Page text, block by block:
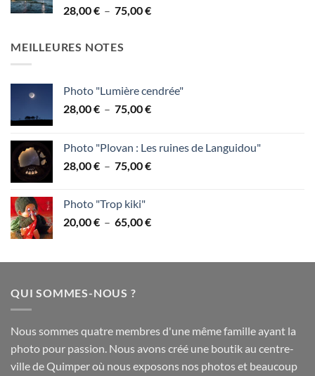
à
28,00€ – 75,00€Plage
MEILLEURES NOTES
Photo "Lumière cendrée"
28,00€ – 75,00€Plage
28,00 €
à
Photo "Plovan : Les ruines de Languidou"
28,00€ – 75,00€Plage
à
Photo "Trop kiki"
20,00€ – 65,00€Plage
20,00 €
QUI SOMMES-NOUS ?
Nous sommes quatre membres d'une même famille ayant la
photo pour passion. Nous avons créé une boutik au centre-
ville de Quimper où nous exposons nos photos et beaucoup